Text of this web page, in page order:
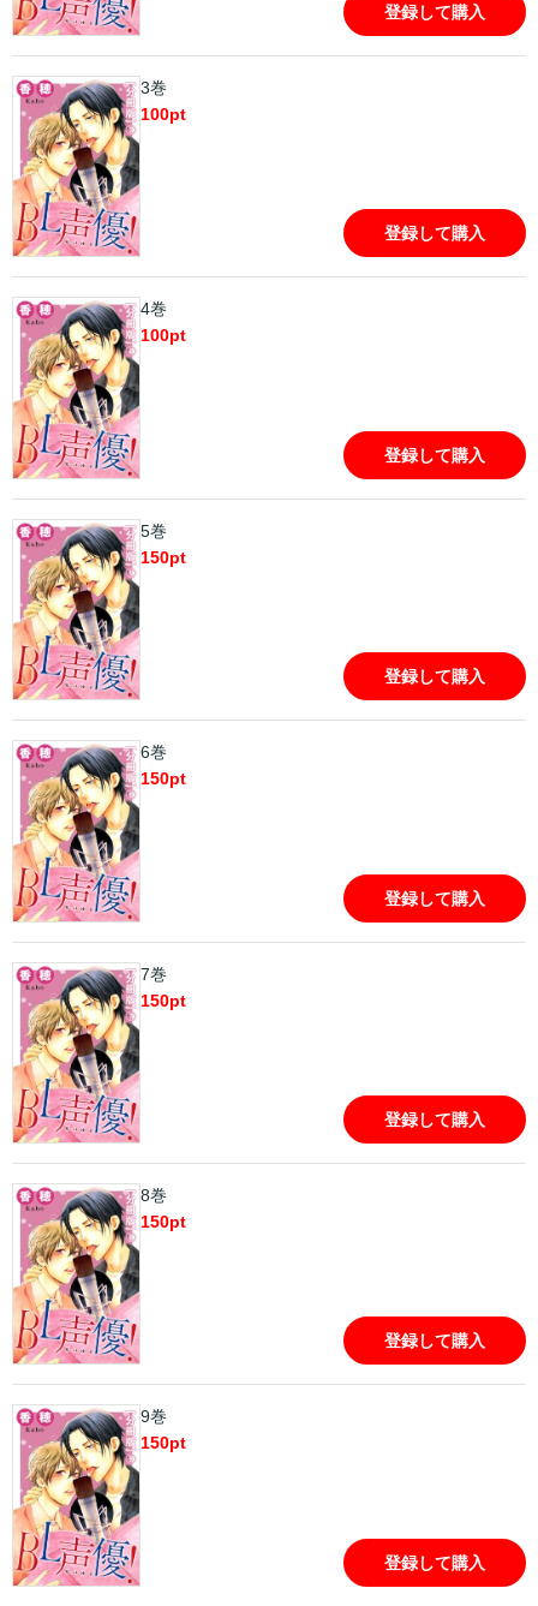
登録して購入
3巻
100pt
登録して購入
4巻
100pt
登録して購入
5巻
150pt
登録して購入
6巻
150pt
登録して購入
7巻
150pt
登録して購入
8巻
150pt
登録して購入
9巻
150pt
登録して購入